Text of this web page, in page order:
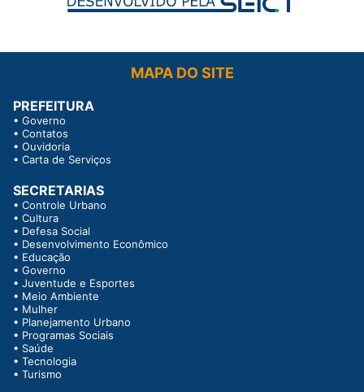
MAPA DO SITE
PREFEITURA
• Governo
• Contatos
• Ouvidoria
• Carta de Serviços
SECRETARIAS
• Controle Urbano
• Cultura
• Defesa Social
• Desenvolvimento Econômico
• Educação
• Governo
• Juventude e Esportes
• Meio Ambiente
• Mulher
• Planejamento Urbano
• Programas Sociais
• Saúde
• Tecnologia
• Turismo